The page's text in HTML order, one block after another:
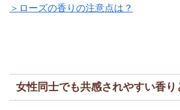
＞ローズの香りの注意点は？
女性同士でも共感されやすい香り